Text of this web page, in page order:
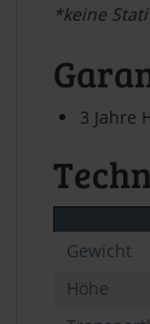
*keine
3 Jahre
Gewicht
Höhe